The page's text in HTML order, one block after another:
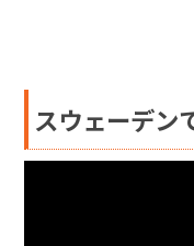
スウェーデン